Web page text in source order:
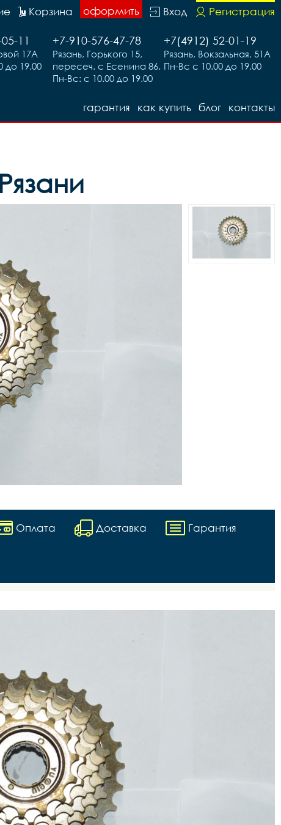
Регистрация
Вход
оформить
Корзина
+7(4912) 52-01-19
Рязань, Вокзальная, 51А
Пн-Вс с 10.00 до 19.00
+7-910-576-47-78
Рязань, Горького 15,
пересеч. с Есенина 86.
Пн-Вс: с 10.00 до 19.00
11
17А
до 19.00
контакты
блог
как купить
гарантия
Оплата Доставка Гарантия